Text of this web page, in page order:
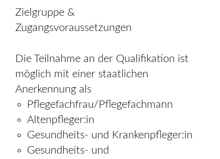
Zielgruppe &
Zugangsvoraussetzungen
Die Teilnahme an der Qualifikation ist
möglich mit einer staatlichen
Anerkennung als
Pflegefachfrau/Pflegefachmann
Altenpfleger:in
Gesundheits- und Krankenpfleger:in
Gesundheits- und